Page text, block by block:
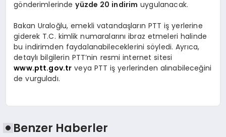
gönderimlerindeyüzde 20 indirim uygulanacak.
Bakan Uraloğlu, emekli vatandaşların PTT iş yerlerine
giderek T.C. kimlik numaralarını ibraz etmeleri halinde
bu indirimden faydalanabileceklerini söyledi. Ayrıca,
detaylı bilgilerin PTT’nin resmi internet sitesi
www.ptt.gov.tr veya PTT iş yerlerinden alınabileceğini
de vurguladı.
Benzer Haberler